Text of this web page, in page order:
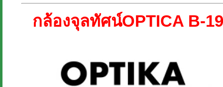
กล้องจุลทัศน์OPTICA B-